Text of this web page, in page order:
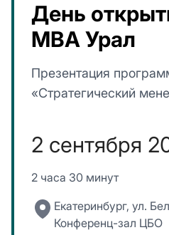
День
MBA Урал
Презентация
«Стратегический
2 сентября
2 часа 30 минут
Екатеринбург, ул.
Конференц-зал ЦБО